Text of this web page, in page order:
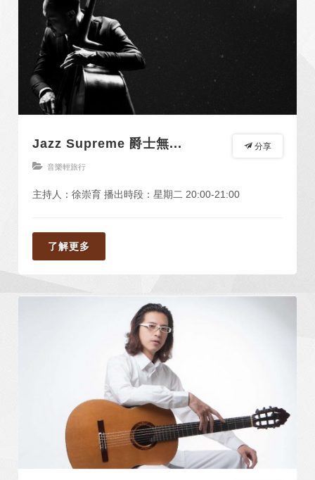
分享
Jazz Supreme 爵士無...
音樂輕旅行
主持人：徐崇育 播出時段：星期二 20:00-21:00
了解更多